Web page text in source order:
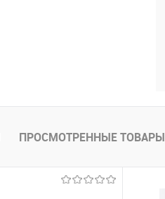
ПРОСМОТРЕННЫЕ ТОВАРЫ